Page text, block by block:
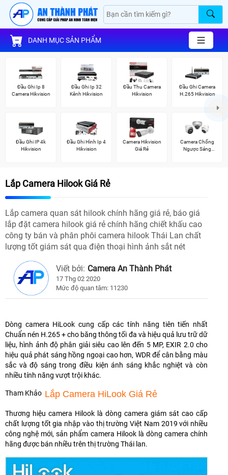
DANH MỤC SẢN PHẨM
Đầu Ghi Ip 8
Camera Hikvision
Đầu Ghi Ip 32
Kênh Hikvision
Đầu Thu Camera
Hikvision
Đầu Ghi Camera
H.265 Hikvision
Đầu Ghi IP 4k
Hikvision
Đầu Ghi Hình Ip 4
Hikvision
Camera Hikvision
Giá Rẻ
Camera Chống
Ngược Sáng
Lắp Camera Hilook Giá Rẻ
Lắp camera quan sát hilook chính hãng giá rẻ, báo giá
lắp đặt camera hilook giá rẻ chính hãng chiết khấu cao
công ty bán và phân phôi camera hilook Thái Lan chất
lượng tốt giám sát qua điện thoại hình ảnh sắt nét
Viết bởi: Camera An Thành Phát
17 Thg 02 2020
Mức độ quan tâm: 11230
Dòng camera HiLook cung cấp các tính năng tiên tiến nhất
Chuẩn nén H.265 + cho băng thông tối đa và hiệu quả lưu trữ dữ
liệu, hình ảnh độ phân giải siêu cao lên đến 5 MP, EXIR 2.0 cho
hiệu quả phát sáng hồng ngoại cao hơn, WDR để cân bằng màu
sắc và độ sáng trong điều kiện ánh sáng khắc nghiệt và còn
nhiều tính năng vượt trội khác.
Tham Khảo Lắp Camera HiLook Giá Rẻ
Thương hiệu camera Hilook là dòng camera giám sát cao cấp
chất lượng tốt gia nhập vào thị trường Việt Nam 2019 với nhiều
công nghệ mới, sản phẩm camera Hilook là dòng camera chính
hãng được bán nhiều trên thị trường Thái lan.